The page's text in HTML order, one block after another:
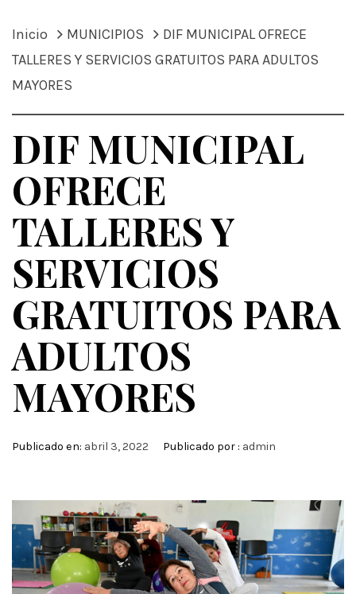
Inicio MUNICIPIOS
DIF MUNICIPAL OFRECE
TALLERES Y SERVICIOS GRATUITOS PARA ADULTOS
MAYORES
DIF MUNICIPAL
OFRECE
TALLERES Y
SERVICIOS
GRATUITOS PARA
ADULTOS
MAYORES
Publicado en: abril 3, 2022 Publicado por : admin